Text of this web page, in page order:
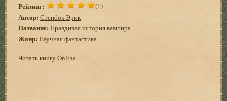
Рейтинг: (1)
Автор: Стенбок Эрик
Название: Правдивая история вампира
Жанр: Научная фантастика
Читать книгу Online